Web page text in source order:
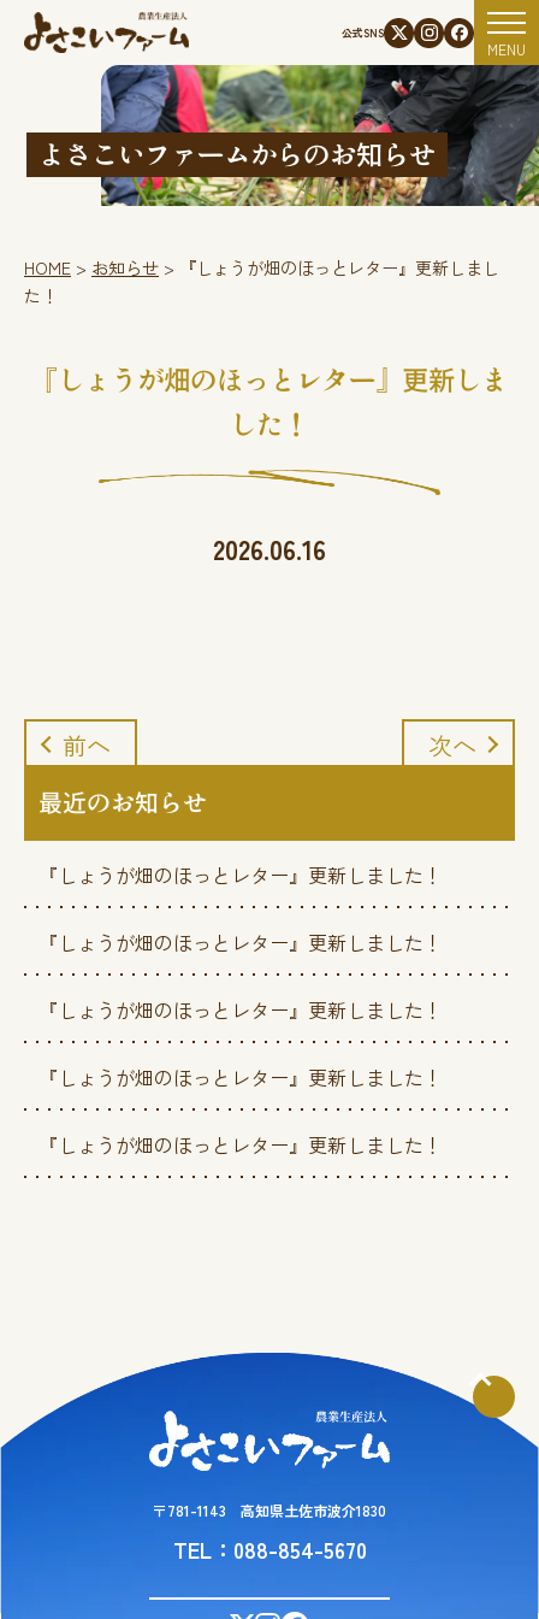
公式SNS
MENU
資材使用状況
よさこいファームからのお知らせ
HOME > お知らせ >
『しょうが畑のほっとレター』更新しまし
た！
『しょうが畑のほっとレター』更新しま
した！
2026.06.16
次へ
前へ
最近のお知らせ
『しょうが畑のほっとレター』更新しました！
『しょうが畑のほっとレター』更新しました！
『しょうが畑のほっとレター』更新しました！
『しょうが畑のほっとレター』更新しました！
『しょうが畑のほっとレター』更新しました！
〒781-1143 高知県土佐市波介1830
TEL：088-854-5670